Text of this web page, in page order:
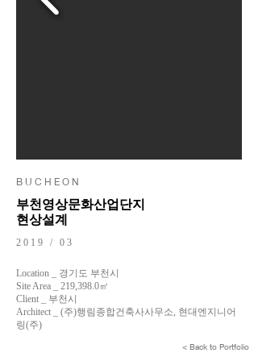
​B U C H E O N
부천영상문화산업단지
현상설계
2019 / 03
Location _ 경기도 부천시
Site Area _ 219,398.0㎡
Client _ 부천시
Architect _ (주)행림종합건축사사무소, 현대엔지니어
링(주)
< Back to Portfolio